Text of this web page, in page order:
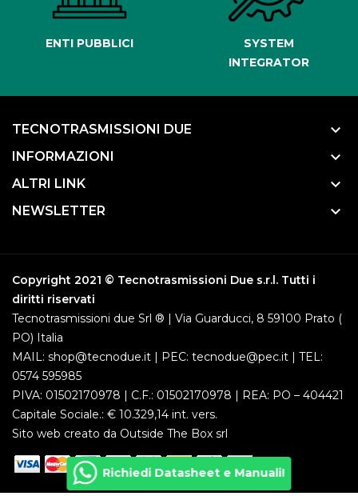
ENTI PUBBLICI
SYSTEM
INTEGRATOR
TECNOTRASMISSIONI DUE keyboard_arrow_down
INFORMAZIONI keyboard_arrow_down
ALTRI LINK keyboard_arrow_down
NEWSLETTER keyboard_arrow_down
Richiedi Datasheet e Manuali!
Copyright 2021 © Tecnotrasmissioni Due s.r.l. Tutti i
diritti riservati
Tecnotrasmissioni due Srl ® | Via Guarducci, 8 59100 Prato (
PO) Italia
MAIL: shop@tecnodue.it | PEC: tecnodue@pec.it | TEL:
0574 595985
PIVA: 01502170978 | C.F.: 01502170978 | REA: PO – 404421
Capitale Sociale.: € 10.329,14 int. vers.
Sito web creato da Outside The Box srl